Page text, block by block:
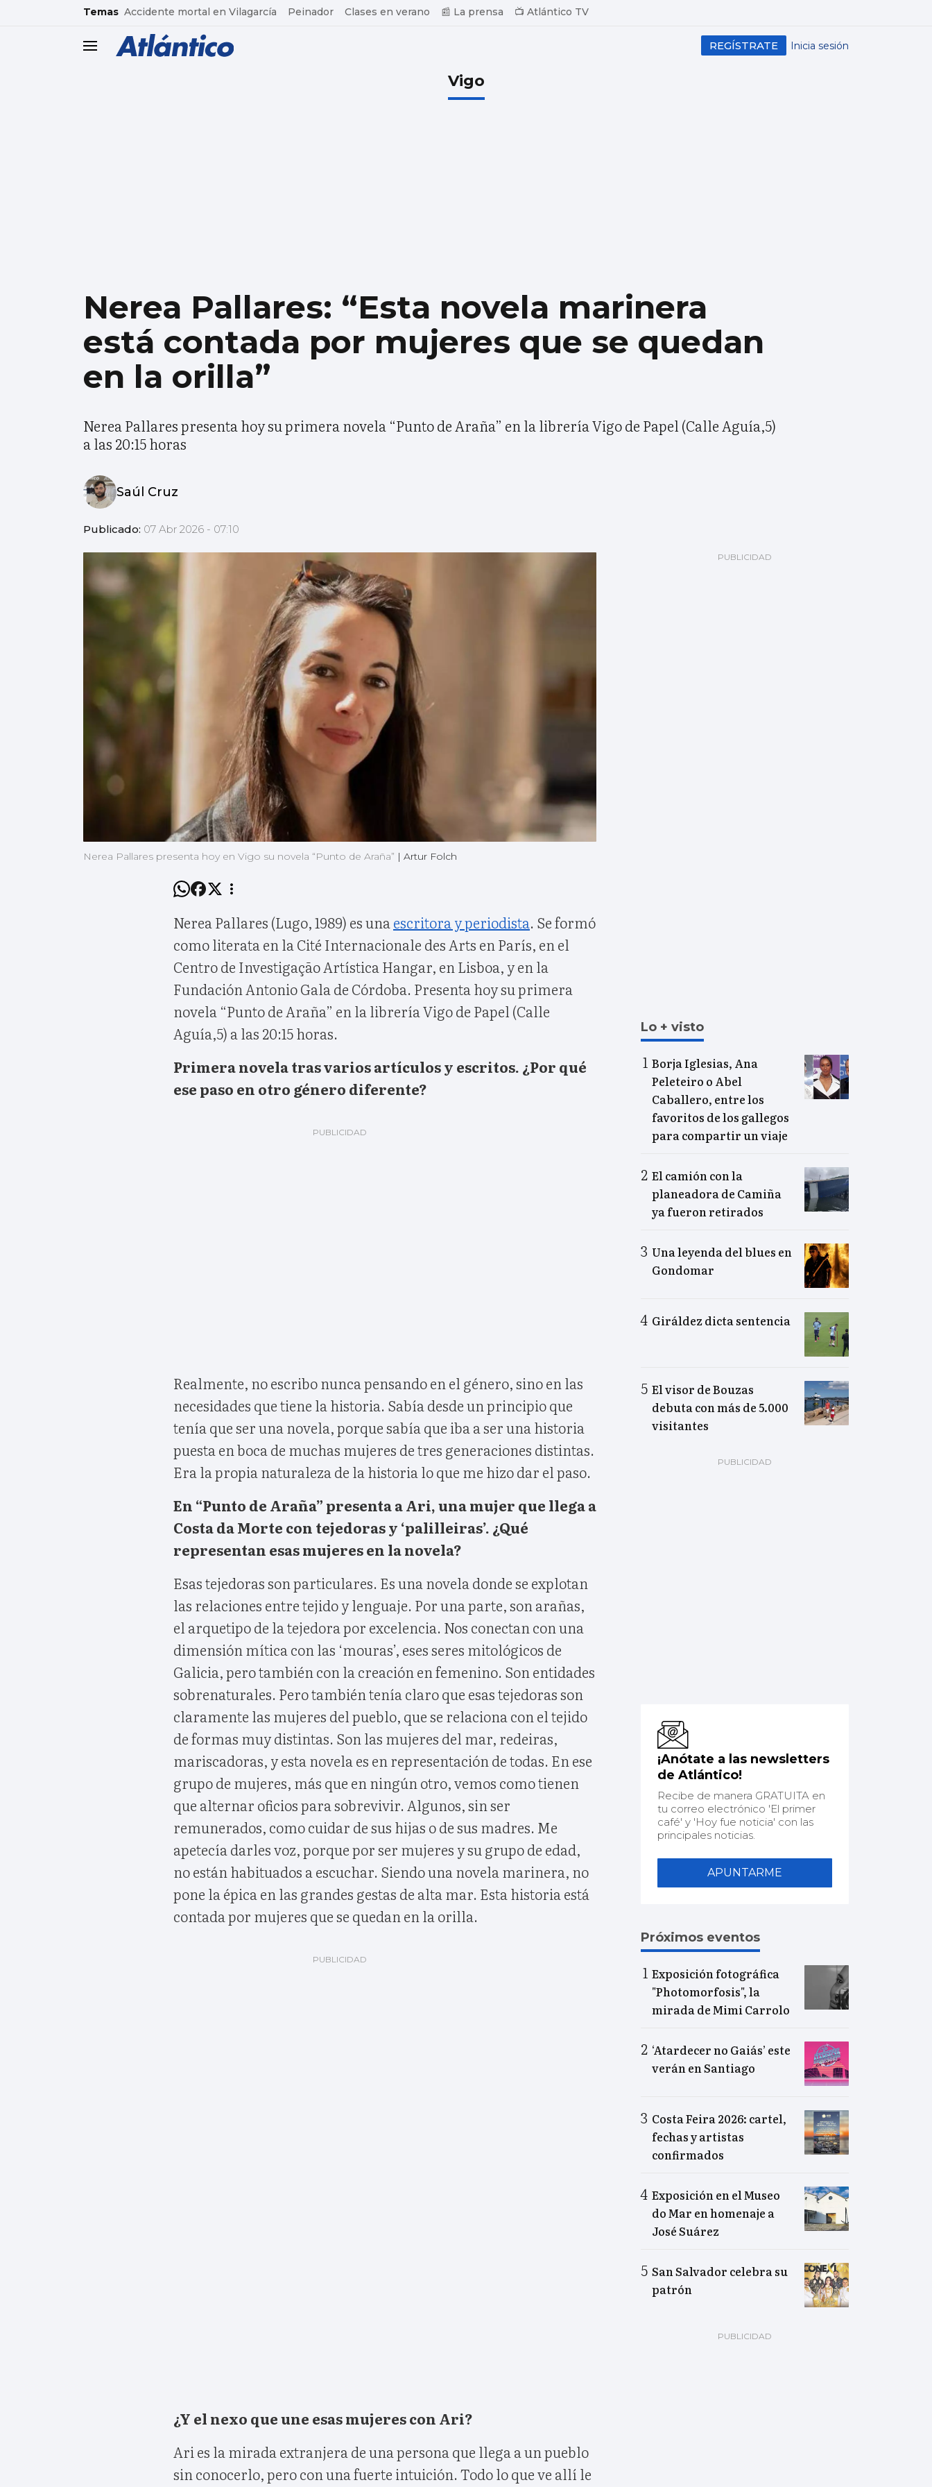
common.go-to-content
Temas Accidente mortal en Vilagarcía Peinador Clases en verano 📰 La prensa 📺 Atlántico TV
header.menu.open Inicia sesión
REGÍSTRATE
Vigo
Nerea Pallares: “Esta novela marinera
está contada por mujeres que se quedan
en la orilla”
Nerea Pallares presenta hoy su primera novela “Punto de Araña” en la librería Vigo de Papel (Calle Aguía,5)
a las 20:15 horas
Saúl Cruz
Publicado: 07 Abr 2026 - 07:10
Nerea Pallares presenta hoy en Vigo su novela “Punto de Araña” | Artur Folch
Nerea Pallares (Lugo, 1989) es una escritora y periodista. Se formó
como literata en la Cité Internacionale des Arts en París, en el
Centro de Investigação Artística Hangar, en Lisboa, y en la
Fundación Antonio Gala de Córdoba. Presenta hoy su primera
novela “Punto de Araña” en la librería Vigo de Papel (Calle
Aguía,5) a las 20:15 horas.
Primera novela tras varios artículos y escritos. ¿Por qué
ese paso en otro género diferente?
Realmente, no escribo nunca pensando en el género, sino en las
necesidades que tiene la historia. Sabía desde un principio que
tenía que ser una novela, porque sabía que iba a ser una historia
puesta en boca de muchas mujeres de tres generaciones distintas.
Era la propia naturaleza de la historia lo que me hizo dar el paso.
En “Punto de Araña” presenta a Ari, una mujer que llega a
Costa da Morte con tejedoras y ‘palilleiras’. ¿Qué
representan esas mujeres en la novela?
Esas tejedoras son particulares. Es una novela donde se explotan
las relaciones entre tejido y lenguaje. Por una parte, son arañas,
el arquetipo de la tejedora por excelencia. Nos conectan con una
dimensión mítica con las ‘mouras’, eses seres mitológicos de
Galicia, pero también con la creación en femenino. Son entidades
sobrenaturales. Pero también tenía claro que esas tejedoras son
claramente las mujeres del pueblo, que se relaciona con el tejido
de formas muy distintas. Son las mujeres del mar, redeiras,
mariscadoras, y esta novela es en representación de todas. En ese
grupo de mujeres, más que en ningún otro, vemos como tienen
que alternar oficios para sobrevivir. Algunos, sin ser
remunerados, como cuidar de sus hijas o de sus madres. Me
apetecía darles voz, porque por ser mujeres y su grupo de edad,
no están habituados a escuchar. Siendo una novela marinera, no
pone la épica en las grandes gestas de alta mar. Esta historia está
contada por mujeres que se quedan en la orilla.
¿Y el nexo que une esas mujeres con Ari?
Ari es la mirada extranjera de una persona que llega a un pueblo
sin conocerlo, pero con una fuerte intuición. Todo lo que ve allí le
Lo + visto
Borja Iglesias, Ana
Peleteiro o Abel
Caballero, entre los
favoritos de los gallegos
para compartir un viaje
El camión con la
planeadora de Camiña
ya fueron retirados
Una leyenda del blues en
Gondomar
Giráldez dicta sentencia
El visor de Bouzas
debuta con más de 5.000
visitantes
¡Anótate a las newsletters
de Atlántico!
Recibe de manera GRATUITA en
tu correo electrónico 'El primer
café' y 'Hoy fue noticia' con las
principales noticias.
APUNTARME
Próximos eventos
Exposición fotográfica
"Photomorfosis", la
mirada de Mimi Carrolo
‘Atardecer no Gaiás’ este
verán en Santiago
Costa Feira 2026: cartel,
fechas y artistas
confirmados
Exposición en el Museo
do Mar en homenaje a
José Suárez
San Salvador celebra su
patrón